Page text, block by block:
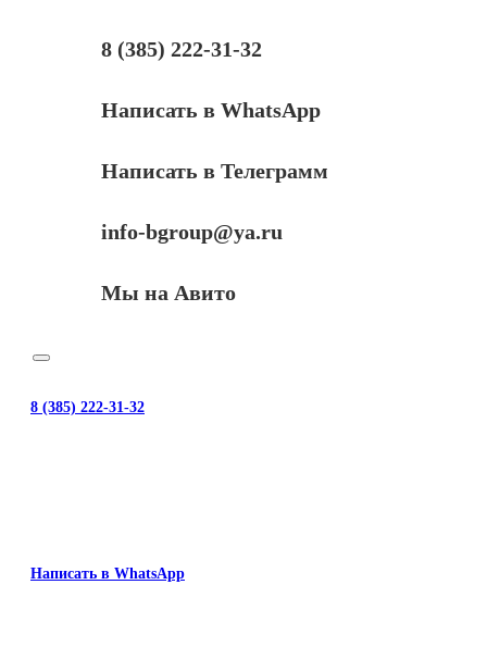
8 (385) 222-31-32
Написать в WhatsApp
Написать в Телеграмм
info-bgroup@ya.ru
Мы на Авито
8 (385) 222-31-32
Написать в WhatsApp